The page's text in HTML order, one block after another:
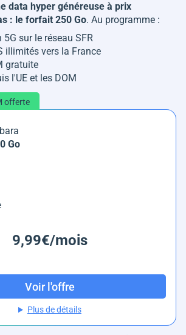
data hyper généreuse à prix
: le forfait 250 Go. Au programme :
sur le réseau SFR
illimités vers la France
gratuite
l'UE et les DOM
offerte
Go
9,99€/mois
Voir l'offre
Plus de détails